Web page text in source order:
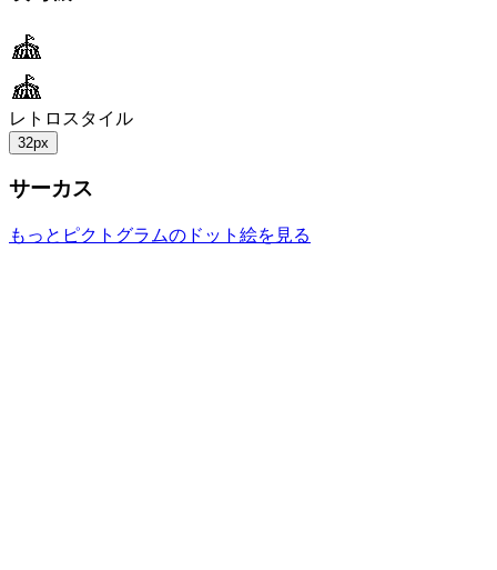
レトロスタイル
32px
サーカス
もっとピクトグラムのドット絵を見る